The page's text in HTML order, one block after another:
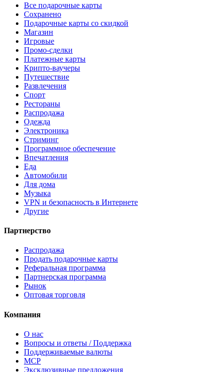
Все подарочные карты
Сохранено
Подарочные карты со скидкой
Магазин
Игровые
Промо-сделки
Платежные карты
Крипто-ваучеры
Путешествие
Развлечения
Спорт
Рестораны
Распродажа
Одежда
Электроника
Стриминг
Программное обеспечение
Впечатления
Еда
Автомобили
Для дома
Музыка
VPN и безопасность в Интернете
Другие
Партнерство
Распродажа
Продать подарочные карты
Реферальная программа
Партнерская программа
Рынок
Оптовая торговля
Компания
О нас
Вопросы и ответы / Поддержка
Поддерживаемые валюты
MCP
Эксклюзивные предложения